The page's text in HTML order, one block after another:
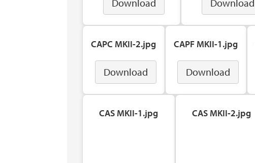
Download Download
CAPC MKII-2.jpg
Download
CAPF MKII-1.jpg
Download
CAS MKII-1.jpg CAS MKII-2.jpg